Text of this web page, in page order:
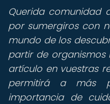
Querida comunidad
por sumergiros con
mundo de los
partir de organismos
artículo en vuestras
permitirá a más
importancia de